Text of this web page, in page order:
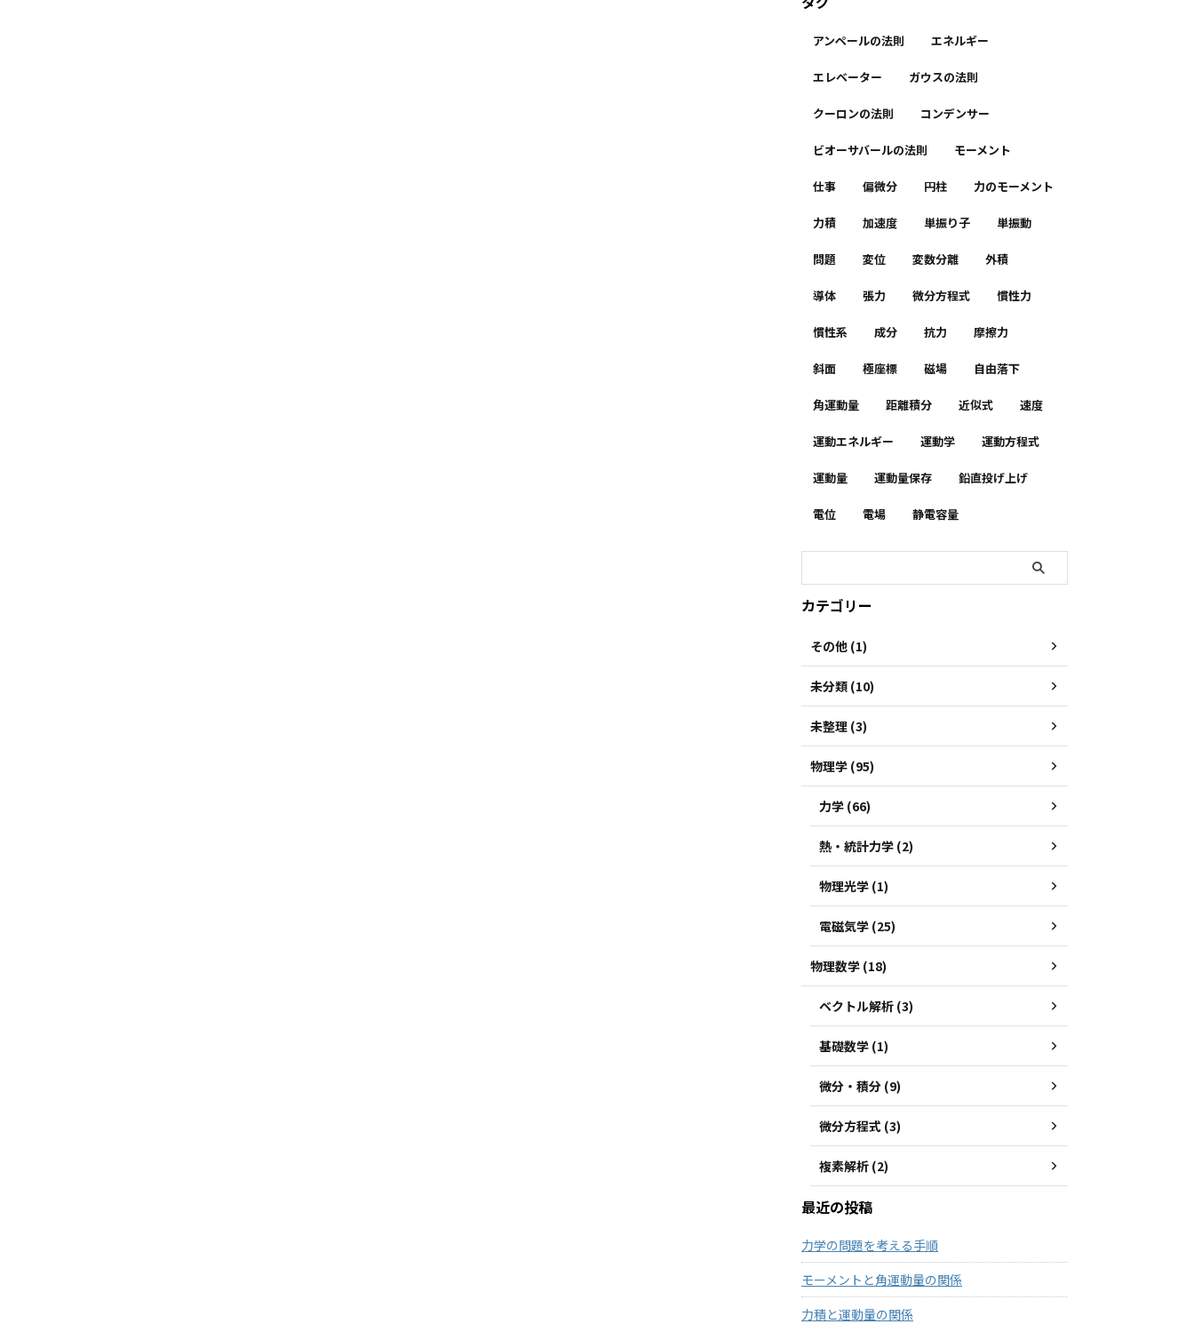
アンペールの法則 エネルギー
エレベーター ガウスの法則
クーロンの法則 コンデンサー
ビオーサバールの法則 モーメント
仕事 偏微分 円柱 力のモーメント
力積 加速度 単振り子 単振動
問題 変位 変数分離 外積
導体 張力 微分方程式 慣性力
慣性系 成分 抗力 摩擦力
斜面 極座標 磁場 自由落下
角運動量 距離積分 近似式 速度
運動エネルギー 運動学 運動方程式
運動量 運動量保存 鉛直投げ上げ
電位 電場 静電容量
カテゴリー
その他 (1)
未分類 (10)
未整理 (3)
物理学 (95)
力学 (66)
熱・統計力学 (2)
物理光学 (1)
電磁気学 (25)
物理数学 (18)
ベクトル解析 (3)
基礎数学 (1)
微分・積分 (9)
微分方程式 (3)
複素解析 (2)
最近の投稿
力学の問題を考える手順
モーメントと角運動量の関係
力積と運動量の関係